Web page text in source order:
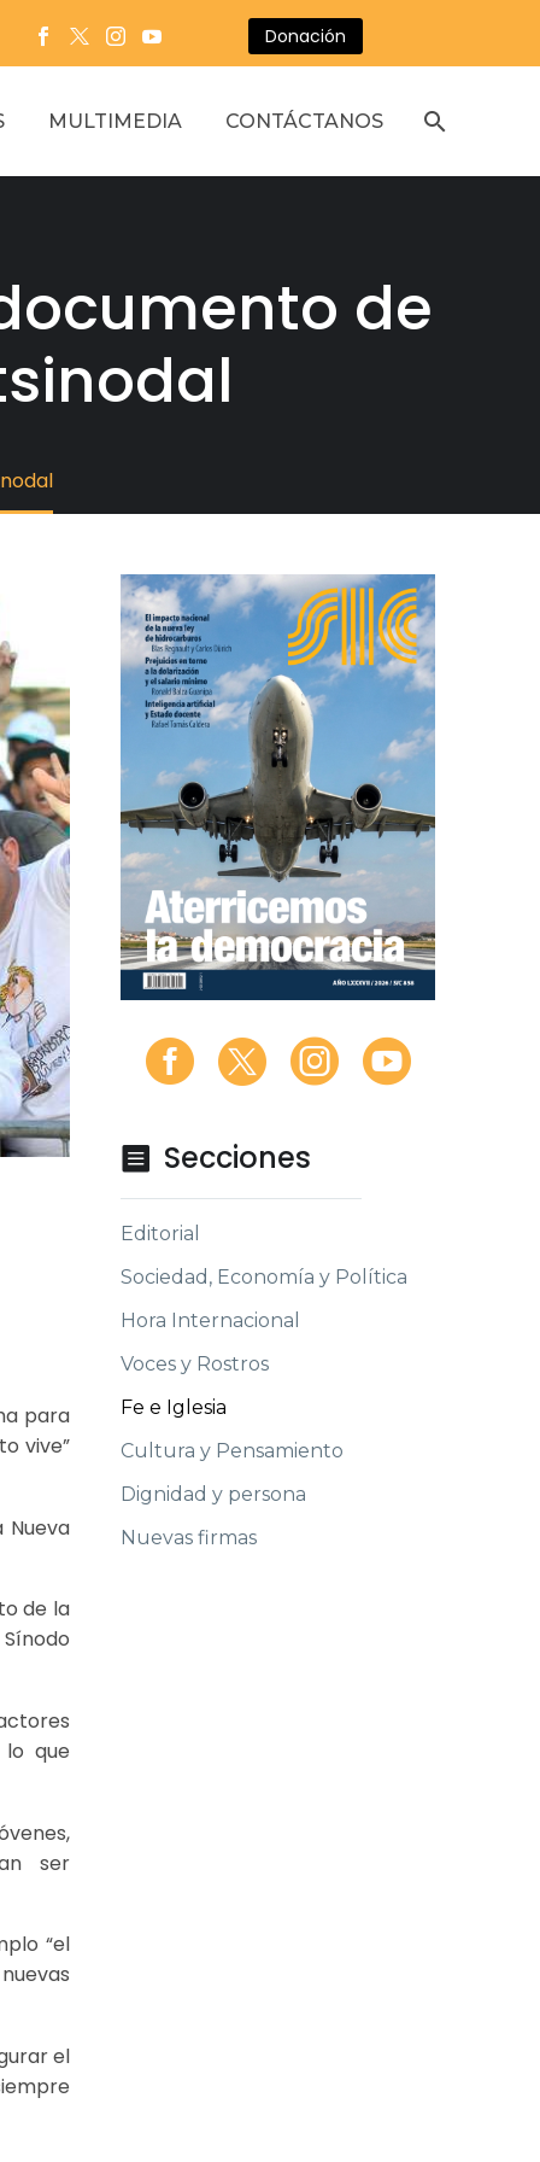
Donación
MULTIMEDIA CONTÁCTANOS
de
para
vive”
Nueva
de la
que
ser
“el
el
 Secciones
Editorial
Sociedad, Economía y Política
Hora Internacional
Voces y Rostros
Fe e Iglesia
Cultura y Pensamiento
Dignidad y persona
Nuevas firmas